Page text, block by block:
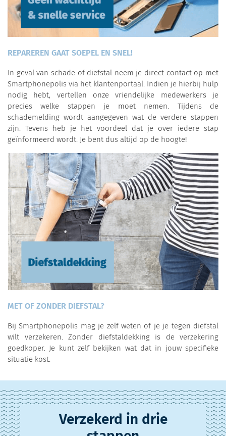
REPAREREN GAAT SOEPEL EN SNEL!
In geval van schade of diefstal neem je direct contact op met
Smartphonepolis via het klantenportaal. Indien je hierbij hulp
nodig hebt, vertellen onze vriendelijke medewerkers je
precies welke stappen je moet nemen. Tijdens de
schademelding wordt aangegeven wat de verdere stappen
zijn. Tevens heb je het voordeel dat je over iedere stap
geïnformeerd wordt. Je bent dus altijd op de hoogte!
MET OF ZONDER DIEFSTAL?
Bij Smartphonepolis mag je zelf weten of je je tegen diefstal
wilt verzekeren. Zonder diefstaldekking is de verzekering
goedkoper. Je kunt zelf bekijken wat dat in jouw specifieke
situatie kost.
Verzekerd in drie